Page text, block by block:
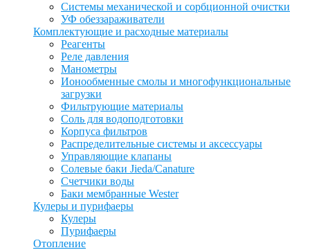
Системы механической и сорбционной очистки
УФ обеззараживатели
Комплектующие и расходные материалы
Реагенты
Реле давления
Манометры
Ионообменные смолы и многофункциональные
загрузки
Фильтрующие материалы
Соль для водоподготовки
Корпуса фильтров
Распределительные системы и аксессуары
Управляющие клапаны
Солевые баки Jieda/Canature
Счетчики воды
Баки мембранные Wester
Кулеры и пурифаеры
Кулеры
Пурифаеры
Отопление